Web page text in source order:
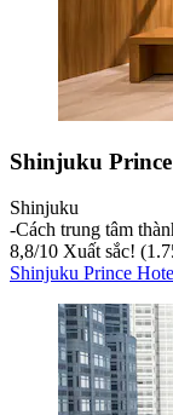
Shinjuku
Shinjuku
‐Cách trung tâm
8,8/10 Xuất sắc!
Shinjuku Prince